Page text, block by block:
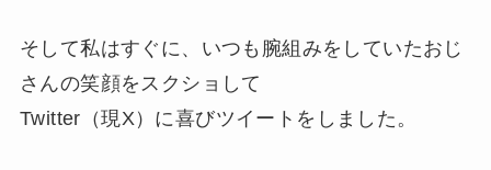
そして私はすぐに、いつも腕組みをしていたおじ
さんの笑顔をスクショして
Twitter（現X）に喜びツイートをしました。